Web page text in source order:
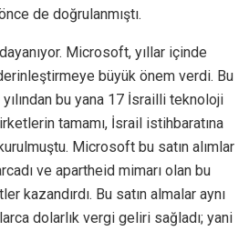
de doğrulanmıştı.
Microsoft, yıllar içinde
büyük önem verdi. Bu
bu yana 17 İsrailli teknoloji
tamamı, İsrail istihbaratına
Microsoft bu satın alımlar
ve apartheid mimarı olan bu
kazandırdı. Bu satın almalar aynı
dolarlık vergi geliri sağladı; yani